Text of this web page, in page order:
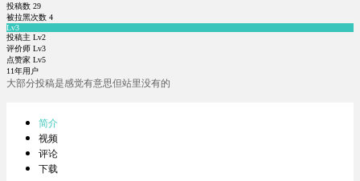
投稿数 29
被拉黑次数 4
Lv3
投稿主 Lv2
评价师 Lv3
点赞家 Lv5
11年用户
大部分投稿是感觉有意思但站里没有的
简介
视频
评论
下载